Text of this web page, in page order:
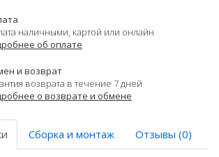
наличными, картой или онлайн
об оплате
и возврат
возврата в течение 7 дней
о возврате и обмене
Сборка и монтаж Отзывы (0)